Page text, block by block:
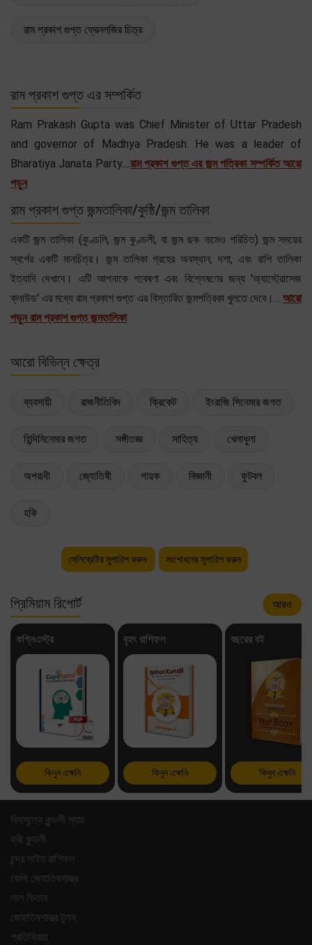
রাম প্রকাশ গুপ্ত ফ্রেনলজির চিত্র
রাম প্রকাশ গুপ্ত এর সম্পর্কিত
Ram Prakash Gupta was Chief Minister of Uttar Pradesh
and governor of Madhya Pradesh. He was a leader of
Bharatiya Janata Party....রাম প্রকাশ গুপ্ত এর জন্ম পত্রিকা সম্পর্কিত আরো
পড়ুন
রাম প্রকাশ গুপ্ত জন্মতালিকা/কুষ্ঠি/জন্ম তালিকা
একটি জন্ম তালিকা (কুণ্ডলি, জন্ম কুণ্ডলী, বা জন্ম ছক নামেও পরিচিত) জন্ম সময়ের
স্বর্গের একটি মানচিত্র। জন্ম তালিকা গ্রহের অবস্থান, দশা, এবং রাশি তালিকা
ইত্যাদি দেখাবে। এটি আপনাকে গবেষণা এবং বিশ্লেষণের জন্য 'অ্যাস্ট্রোসেজ
ক্লাউড' এর মধ্যে রাম প্রকাশ গুপ্ত এর বিস্তারিত জন্মপত্রিকা খুলতে দেবে।... আরো
পড়ুন রাম প্রকাশ গুপ্ত জন্মতালিকা
আরো বিভিন্ন ক্ষেত্র
ব্যবসায়ী রাজনীতিবিদ ক্রিকেট ইংরাজি সিনেমার জগত
হিন্দিসিনেমার জগত সঙ্গীতজ্ঞ সাহিত্য খেলাধুলা
অপরাধী জ্যোতিষী গায়ক বিজ্ঞানী ফুটবল
হকি
সেলিব্রেটির সুপারিশ করুন সংশোধনের সুপারিশ করুন
প্রিমিয়াম রিপোর্ট আরও
কগ্নিএস্ট্র
কিনুন এক্ষনি
বৃহৎ রাশিফল
কিনুন এক্ষনি
বছরের বই
কিনুন এক্ষনি
বিনামূল্যে কুন্ডলী ম্যাচ
ফ্রী কুন্ডলী
চন্দ্র সাইন রাশিফল
কেপি জ্যোতিষশাস্ত্র
লাল কিতাব
জ্যোতিষশাস্ত্র টুলস
প্রতিক্রিয়া